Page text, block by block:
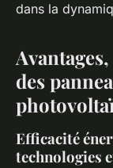
dans la
des
Efficacité
technologies